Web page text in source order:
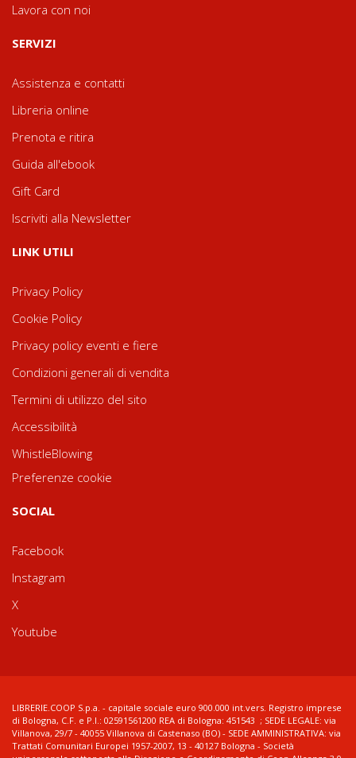
Lavora con noi
SERVIZI
Assistenza e contatti
Libreria online
Prenota e ritira
Guida all'ebook
Gift Card
Iscriviti alla Newsletter
LINK UTILI
Privacy Policy
Cookie Policy
Privacy policy eventi e fiere
Condizioni generali di vendita
Termini di utilizzo del sito
Accessibilità
WhistleBlowing
Preferenze cookie
SOCIAL
Facebook
Instagram
X
Youtube
LIBRERIE.COOP S.p.a. - capitale sociale euro 900.000 int.vers. Registro imprese
di Bologna, C.F. e P.I.: 02591561200 REA di Bologna: 451543 ; SEDE LEGALE: via
Villanova, 29/7 - 40055 Villanova di Castenaso (BO) - SEDE AMMINISTRATIVA: via
Trattati Comunitari Europei 1957-2007, 13 - 40127 Bologna - Società